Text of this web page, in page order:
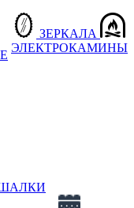
ЗЕРКАЛА
ЭЛЕКТРОКАМИНЫ